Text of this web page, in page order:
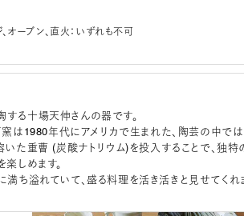
オーブン、直火：いずれも不可
る十場天伸さんの器です。
は1980年代にアメリカで生まれた、陶芸の中で
た重曹 (炭酸ナトリウム)を投入することで、独特
しめます。
ち溢れていて、盛る料理を活き活きと見せてくれ